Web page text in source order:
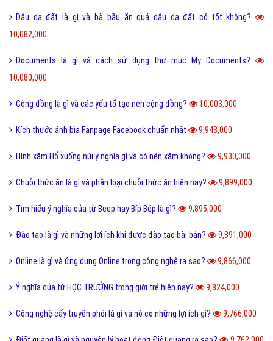
Dâu da đất là gì và bà bầu ăn quả dâu da đất có tốt không?
10,082,000
Documents là gì và cách sử dụng thư mục My Documents?
10,080,000
Cộng đồng là gì và các yếu tố tạo nên cộng đồng? 10,003,000
Kích thước ảnh bìa Fanpage Facebook chuẩn nhất 9,943,000
Hình xăm Hổ xuống núi ý nghĩa gì và có nên xăm không? 9,930,000
Chuỗi thức ăn là gì và phân loại chuỗi thức ăn hiện nay? 9,899,000
Tìm hiểu ý nghĩa của từ Beep hay Bíp Bép là gì? 9,895,000
Đào tạo là gì và những lợi ích khi được đào tạo bài bản? 9,891,000
Online là gì và ứng dụng Online trong công nghệ ra sao? 9,866,000
Ý nghĩa của từ HỌC TRƯỞNG trong giới trẻ hiện nay? 9,824,000
Công nghệ cấy truyền phôi là gì và nó có những lợi ích gì? 9,766,000